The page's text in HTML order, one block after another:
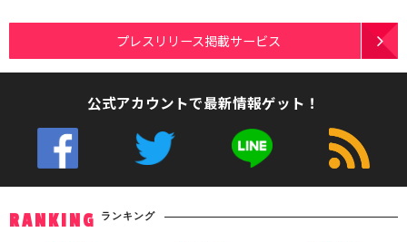
プレスリリース掲載サービス
公式アカウントで最新情報ゲット！
RANKING ランキング